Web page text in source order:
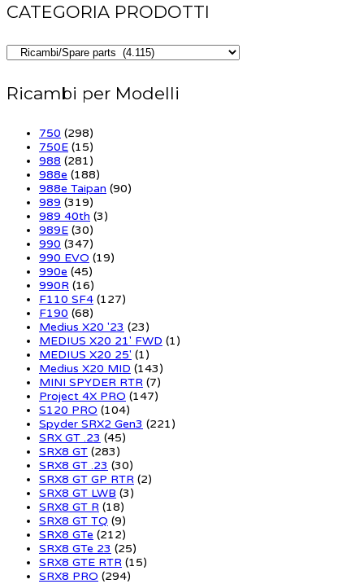
CATEGORIA PRODOTTI
Ricambi per Modelli
750 (298)
750E (15)
988 (281)
988e (188)
988e Taipan (90)
989 (319)
989 40th (3)
989E (30)
990 (347)
990 EVO (19)
990e (45)
990R (16)
F110 SF4 (127)
F190 (68)
Medius X20 '23 (23)
MEDIUS X20 21' FWD (1)
MEDIUS X20 25' (1)
Medius X20 MID (143)
MINI SPYDER RTR (7)
Project 4X PRO (147)
S120 PRO (104)
Spyder SRX2 Gen3 (221)
SRX GT .23 (45)
SRX8 GT (283)
SRX8 GT .23 (30)
SRX8 GT GP RTR (2)
SRX8 GT LWB (3)
SRX8 GT R (18)
SRX8 GT TQ (9)
SRX8 GTe (212)
SRX8 GTe 23 (25)
SRX8 GTE RTR (15)
SRX8 PRO (294)